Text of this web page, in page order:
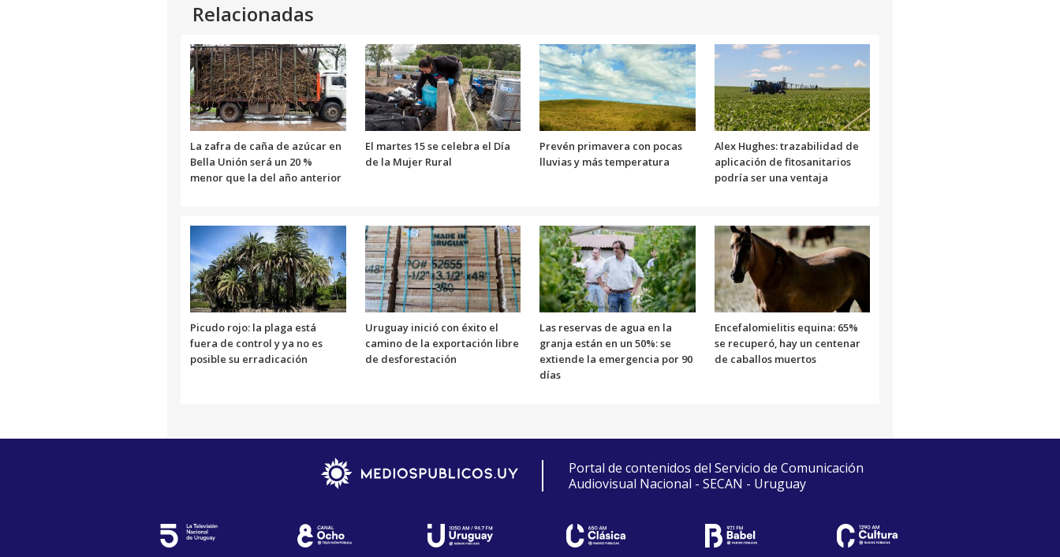
Relacionadas
La zafra de caña de azúcar en
Bella Unión será un 20 %
menor que la del año anterior
El martes 15 se celebra el Día
de la Mujer Rural
Prevén primavera con pocas
lluvias y más temperatura
Alex Hughes: trazabilidad de
aplicación de fitosanitarios
podría ser una ventaja
Picudo rojo: la plaga está
fuera de control y ya no es
posible su erradicación
Uruguay inició con éxito el
camino de la exportación libre
de desforestación
Las reservas de agua en la
granja están en un 50%: se
extiende la emergencia por 90
días
Encefalomielitis equina: 65%
se recuperó, hay un centenar
de caballos muertos
Portal de contenidos del Servicio de Comunicación
Audiovisual Nacional - SECAN - Uruguay